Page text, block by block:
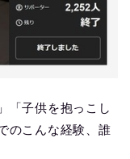
「子供を抱っこし
のこんな経験、誰